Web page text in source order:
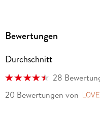
Bewertungen
Durchschnitt
28
20 Bewertungen von